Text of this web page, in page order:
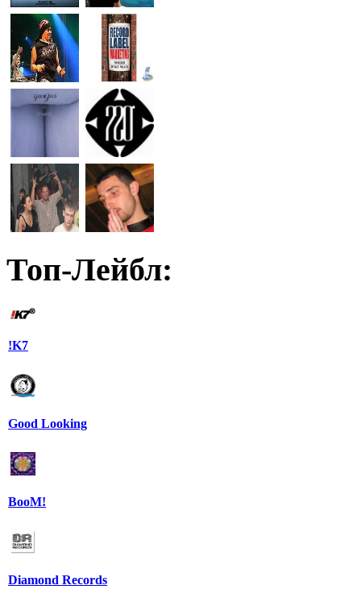
Топ-Лейбл:
!K7
Good Looking
BooM!
Diamond Records